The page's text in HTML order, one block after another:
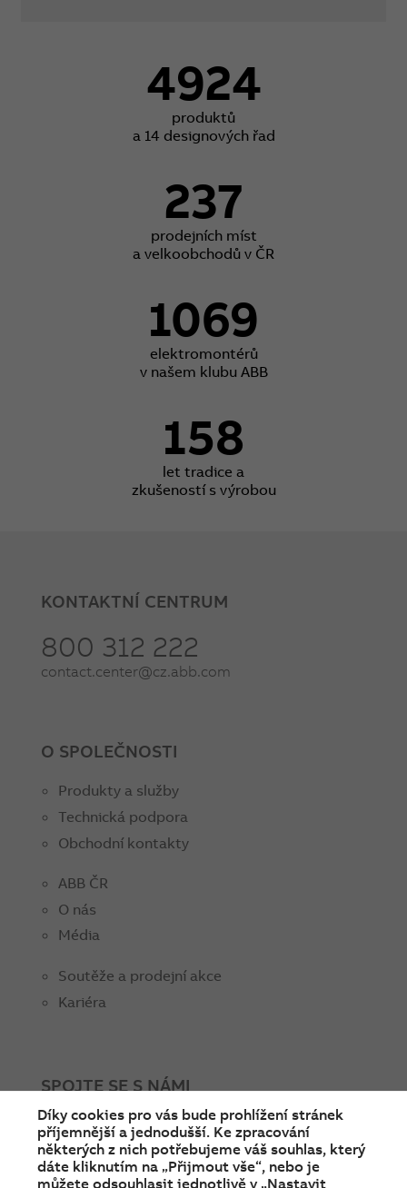
4924
produktů
a 14 designových řad
237
prodejních míst
a velkoobchodů v ČR
1069
elektromontérů
v našem klubu ABB
158
let tradice a
zkušeností s výrobou
KONTAKTNÍ CENTRUM
800 312 222
contact.center@cz.abb.com
O SPOLEČNOSTI
Produkty a služby
Technická podpora
Obchodní kontakty
ABB ČR
O nás
Média
Soutěže a prodejní akce
Kariéra
SPOJTE SE S NÁMI
facebookinstagramLinkedintwitteryoutube
Díky cookies pro vás bude prohlížení stránek
příjemnější a jednodušší. Ke zpracování
některých z nich potřebujeme váš souhlas, který
dáte kliknutím na „Přijmout vše“, nebo je
můžete odsouhlasit jednotlivě v „Nastavit